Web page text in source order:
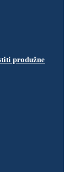
produžne